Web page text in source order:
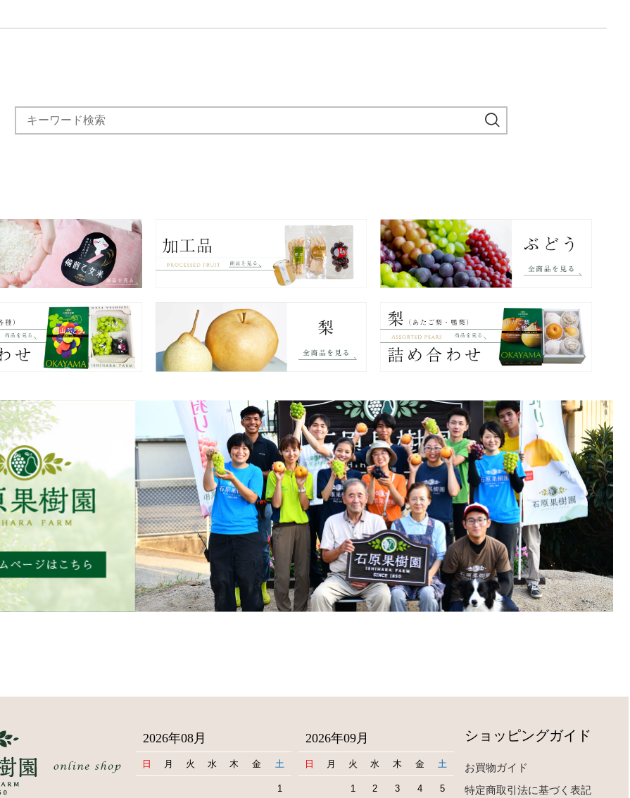
2026年08月
日 月 火 水 木 金 土
1
2026年09月
日 月 火 水 木 金 土
1 2 3 4 5
ショッピングガイド
お買物ガイド
特定商取引法に基づく表記